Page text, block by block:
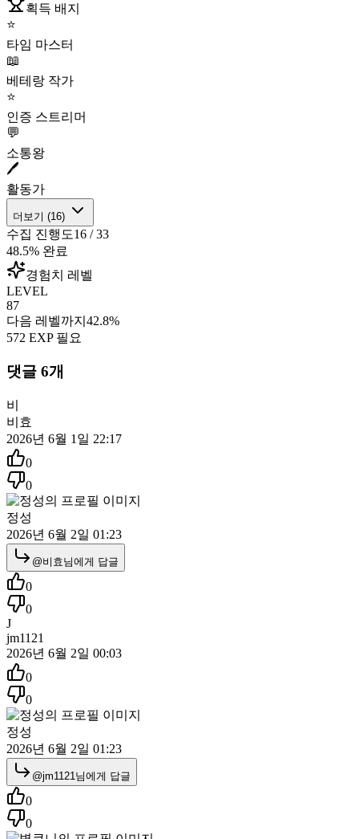
획득 배지
⭐
타임 마스터
📖
베테랑 작가
⭐
인증 스트리머
💬
소통왕
🖊️
활동가
더보기 (16)
수집 진행도16 /33
48.5% 완료
경험치 레벨
LEVEL
87
다음 레벨까지 42.8%
572 EXP 필요
댓글 6개
비
비효
2026년 6월 1일 22:17
0
0
정성
2026년 6월 2일 01:23
@비효님에게 답글
0
0
J
jm1121
2026년 6월 2일 00:03
0
0
정성
2026년 6월 2일 01:23
@jm1121님에게 답글
0
0